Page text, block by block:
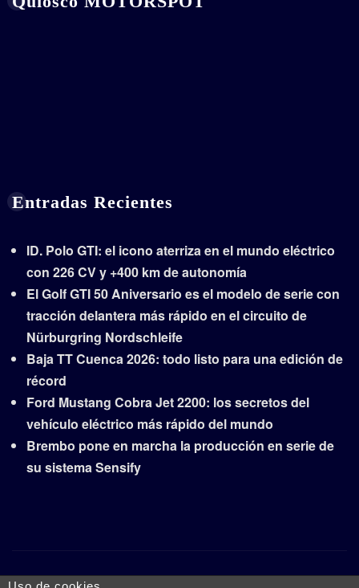
Entradas Recientes
ID. Polo GTI: el icono aterriza en el mundo eléctrico
con 226 CV y +400 km de autonomía
El Golf GTI 50 Aniversario es el modelo de serie con
tracción delantera más rápido en el circuito de
Nürburgring Nordschleife
Baja TT Cuenca 2026: todo listo para una edición de
récord
Ford Mustang Cobra Jet 2200: los secretos del
vehículo eléctrico más rápido del mundo
Brembo pone en marcha la producción en serie de
su sistema Sensify
Copyright © 2026 | Funciona conWordPress|Frankfurt